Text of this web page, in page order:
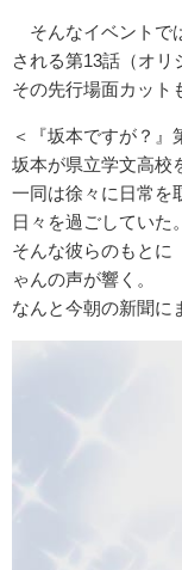
そんなイベントで
される第13話（オリ
その先行場面カット
＜『坂本ですが？』
坂本が県立学文高校
一同は徐々に日常を
日々を過ごしていた。
そんな彼らのもとに
ゃんの声が響く。
なんと今朝の新聞に